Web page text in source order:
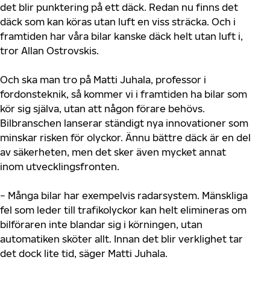
det blir punktering på ett däck. Redan nu finns det
däck som kan köras utan luft en viss sträcka. Och i
framtiden har våra bilar kanske däck helt utan luft i,
tror Allan Ostrovskis.
Och ska man tro på Matti Juhala, professor i
fordonsteknik, så kommer vi i framtiden ha bilar som
kör sig själva, utan att någon förare behövs.
Bilbranschen lanserar ständigt nya innovationer som
minskar risken för olyckor. Ännu bättre däck är en del
av säkerheten, men det sker även mycket annat
inom utvecklingsfronten.
− Många bilar har exempelvis radarsystem. Mänskliga
fel som leder till trafikolyckor kan helt elimineras om
bilföraren inte blandar sig i körningen, utan
automatiken sköter allt. Innan det blir verklighet tar
det dock lite tid, säger Matti Juhala.